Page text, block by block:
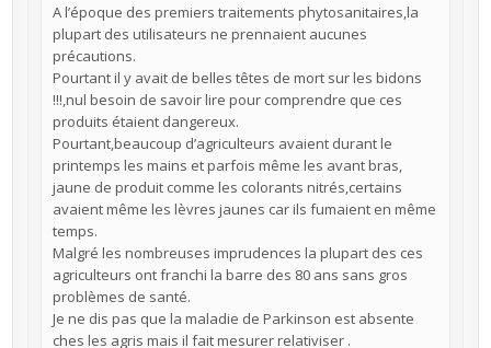
A l’époque des premiers traitements phytosanitaires,la
plupart des utilisateurs ne prennaient aucunes
précautions.
Pourtant il y avait de belles têtes de mort sur les bidons
!!!,nul besoin de savoir lire pour comprendre que ces
produits étaient dangereux.
Pourtant,beaucoup d’agriculteurs avaient durant le
printemps les mains et parfois même les avant bras,
jaune de produit comme les colorants nitrés,certains
avaient même les lèvres jaunes car ils fumaient en même
temps.
Malgré les nombreuses imprudences la plupart des ces
agriculteurs ont franchi la barre des 80 ans sans gros
problèmes de santé.
Je ne dis pas que la maladie de Parkinson est absente
ches les agris mais il fait mesurer relativiser .